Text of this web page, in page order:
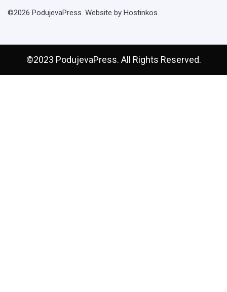
©2026 PodujevaPress. Website by Hostinkos.
©2023 PodujevaPress. All Rights Reserved.